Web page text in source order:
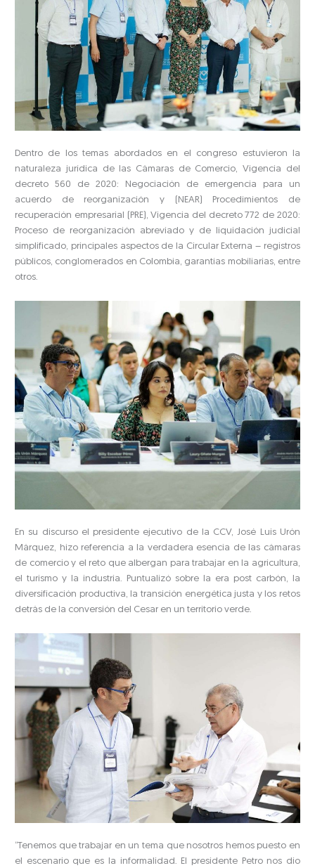
Dentro de los temas abordados en el congreso estuvieron la
naturaleza jurídica de las Cámaras de Comercio, Vigencia del
decreto 560 de 2020: Negociación de emergencia para un
acuerdo de reorganización y (NEAR) Procedimientos de
recuperación empresarial (PRE), Vigencia del decreto 772 de 2020:
Proceso de reorganización abreviado y de liquidación judicial
simplificado, principales aspectos de la Circular Externa – registros
públicos, conglomerados en Colombia, garantías mobiliarias, entre
otros.
En su discurso el presidente ejecutivo de la CCV, José Luis Urón
Márquez, hizo referencia a la verdadera esencia de las cámaras
de comercio y el reto que albergan para trabajar en la agricultura,
el turismo y la industria. Puntualizó sobre la era post carbón, la
diversificación productiva, la transición energética justa y los retos
detrás de la conversión del Cesar en un territorio verde.
“Tenemos que trabajar en un tema que nosotros hemos puesto en
el escenario que es la informalidad. El presidente Petro nos dio